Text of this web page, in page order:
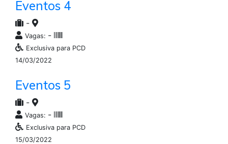
Eventos 4
-
Vagas: -
Exclusiva para PCD
14/03/2022
Eventos 5
-
Vagas: -
Exclusiva para PCD
15/03/2022